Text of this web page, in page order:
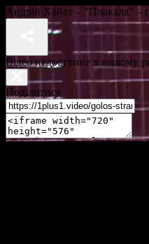
Андрій Хайат – "Плакала" –
Відео недоступне в вашому
Поділитися